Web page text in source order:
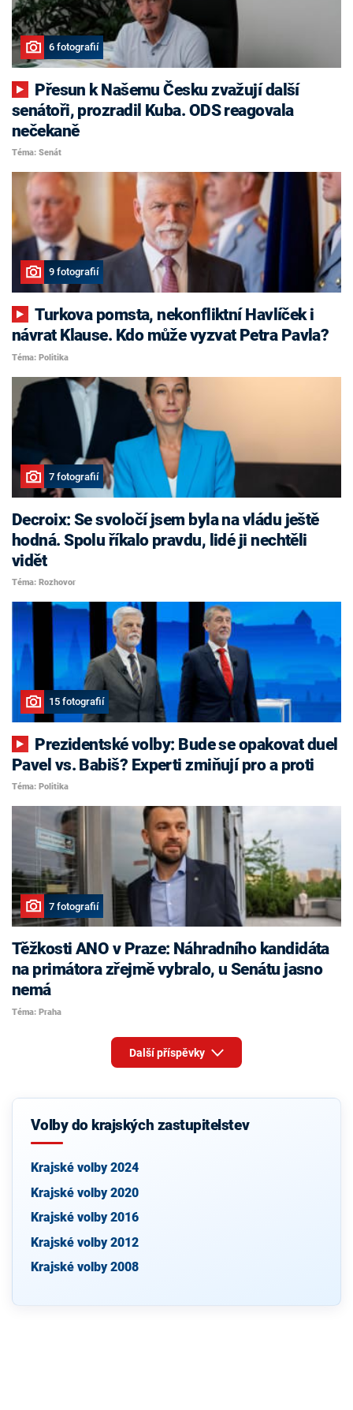
6 fotografií
senátoři, prozradil Kuba. ODS reagovala
nečekaně
Téma: Senát
9 fotografií
Turkova pomsta, nekonfliktní Havlíček i
návrat Klause. Kdo může vyzvat Petra Pavla?
Téma: Politika
7 fotografií
Decroix: Se svoločí jsem byla na vládu ještě
hodná. Spolu říkalo pravdu, lidé ji nechtěli
vidět
Téma: Rozhovor
15 fotografií
Pavel vs. Babiš? Experti zmiňují pro a proti
Téma: Politika
7 fotografií
Těžkosti ANO v Praze: Náhradního kandidáta
na primátora zřejmě vybralo, u Senátu jasno
nemá
Téma: Praha
Další příspěvky
Volby do krajských zastupitelstev
Krajské volby 2024
Krajské volby 2020
Krajské volby 2016
Krajské volby 2012
Krajské volby 2008